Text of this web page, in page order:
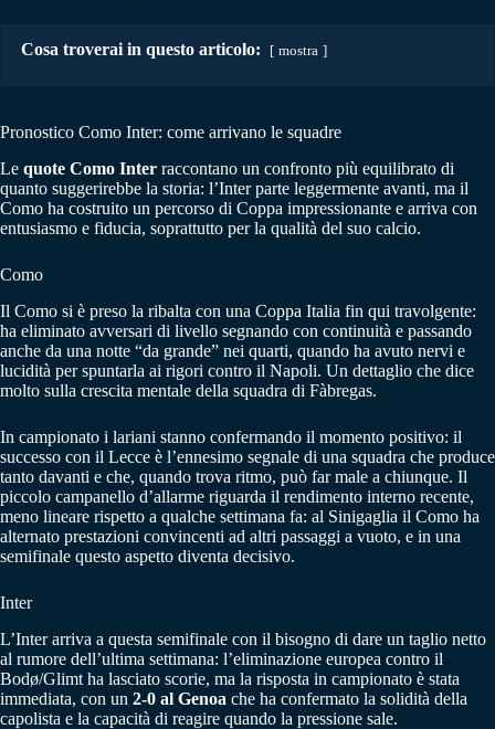
Cosa troverai in questo articolo: mostra
Pronostico Como Inter: come arrivano le squadre
Le quote Como Inter raccontano un confronto più equilibrato di
quanto suggerirebbe la storia: l’Inter parte leggermente avanti, ma il
Como ha costruito un percorso di Coppa impressionante e arriva con
entusiasmo e fiducia, soprattutto per la qualità del suo calcio.
Como
Il Como si è preso la ribalta con una Coppa Italia fin qui travolgente:
ha eliminato avversari di livello segnando con continuità e passando
anche da una notte “da grande” nei quarti, quando ha avuto nervi e
lucidità per spuntarla ai rigori contro il Napoli. Un dettaglio che dice
molto sulla crescita mentale della squadra di Fàbregas.
In campionato i lariani stanno confermando il momento positivo: il
successo con il Lecce è l’ennesimo segnale di una squadra che produce
tanto davanti e che, quando trova ritmo, può far male a chiunque. Il
piccolo campanello d’allarme riguarda il rendimento interno recente,
meno lineare rispetto a qualche settimana fa: al Sinigaglia il Como ha
alternato prestazioni convincenti ad altri passaggi a vuoto, e in una
semifinale questo aspetto diventa decisivo.
Inter
L’Inter arriva a questa semifinale con il bisogno di dare un taglio netto
al rumore dell’ultima settimana: l’eliminazione europea contro il
Bodø/Glimt ha lasciato scorie, ma la risposta in campionato è stata
immediata, con un 2-0 al Genoa che ha confermato la solidità della
capolista e la capacità di reagire quando la pressione sale.